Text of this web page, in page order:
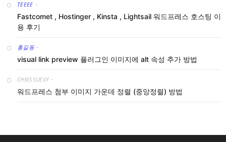
TEEEE -
Fastcomet , Hostinger , Kinsta , Lightsail 워드프레스 호스팅 이
용 후기
홍길동 -
visual link preview 플러그인 이미지에 alt 속성 추가 방법
CHRISSUEXY -
워드프레스 첨부 이미지 가운데 정렬 (중앙정렬) 방법